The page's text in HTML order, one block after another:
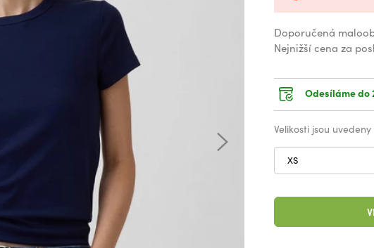
Doporučená
Nejnižší cena za
Odesíláme do
Velikosti jsou uvedeny
XS